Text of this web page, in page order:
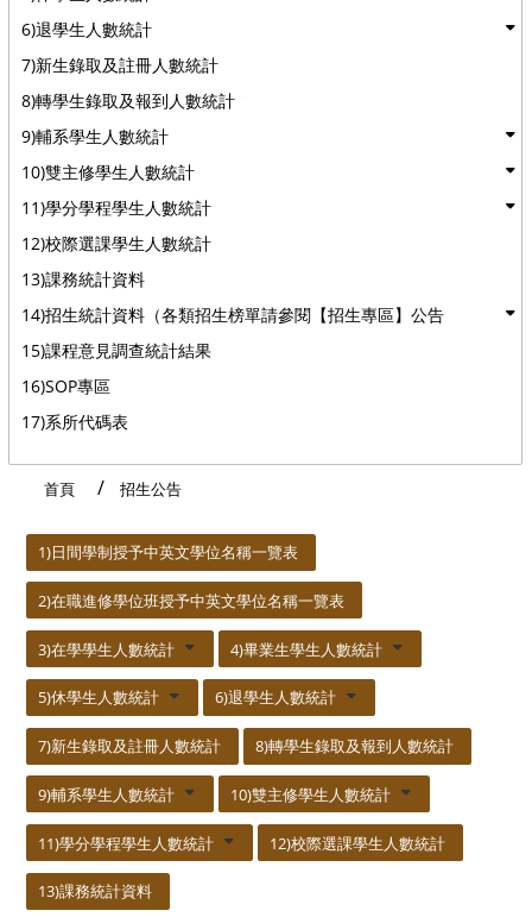
6)退學生人數統計
7)新生錄取及註冊人數統計
8)轉學生錄取及報到人數統計
9)輔系學生人數統計
10)雙主修學生人數統計
11)學分學程學生人數統計
12)校際選課學生人數統計
13)課務統計資料
14)招生統計資料（各類招生榜單請參閱【招生專區】公告
15)課程意見調查統計結果
16)SOP專區
17)系所代碼表
首頁 招生公告
1)日間學制授予中英文學位名稱一覽表
2)在職進修學位班授予中英文學位名稱一覽表
3)在學學生人數統計 4)畢業生學生人數統計
5)休學生人數統計 6)退學生人數統計
7)新生錄取及註冊人數統計 8)轉學生錄取及報到人數統計
9)輔系學生人數統計 10)雙主修學生人數統計
11)學分學程學生人數統計 12)校際選課學生人數統計
13)課務統計資料